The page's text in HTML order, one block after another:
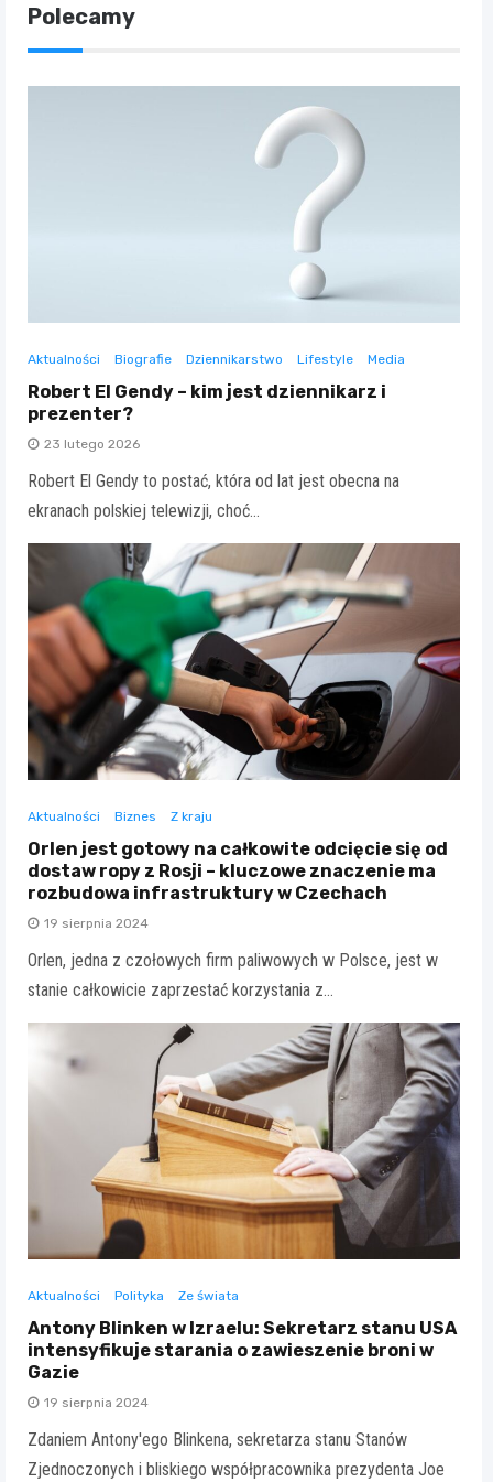
Polecamy
Aktualności Biografie Dziennikarstwo Lifestyle Media
Robert El Gendy – kim jest dziennikarz i
prezenter?
23 lutego 2026
Robert El Gendy to postać, która od lat jest obecna na
ekranach polskiej telewizji, choć…
Aktualności Biznes Z kraju
Orlen jest gotowy na całkowite odcięcie się od
dostaw ropy z Rosji – kluczowe znaczenie ma
rozbudowa infrastruktury w Czechach
19 sierpnia 2024
Orlen, jedna z czołowych firm paliwowych w Polsce, jest w
stanie całkowicie zaprzestać korzystania z…
Aktualności Polityka Ze świata
Antony Blinken w Izraelu: Sekretarz stanu USA
intensyfikuje starania o zawieszenie broni w
Gazie
19 sierpnia 2024
Zdaniem Antony'ego Blinkena, sekretarza stanu Stanów
Zjednoczonych i bliskiego współpracownika prezydenta Joe